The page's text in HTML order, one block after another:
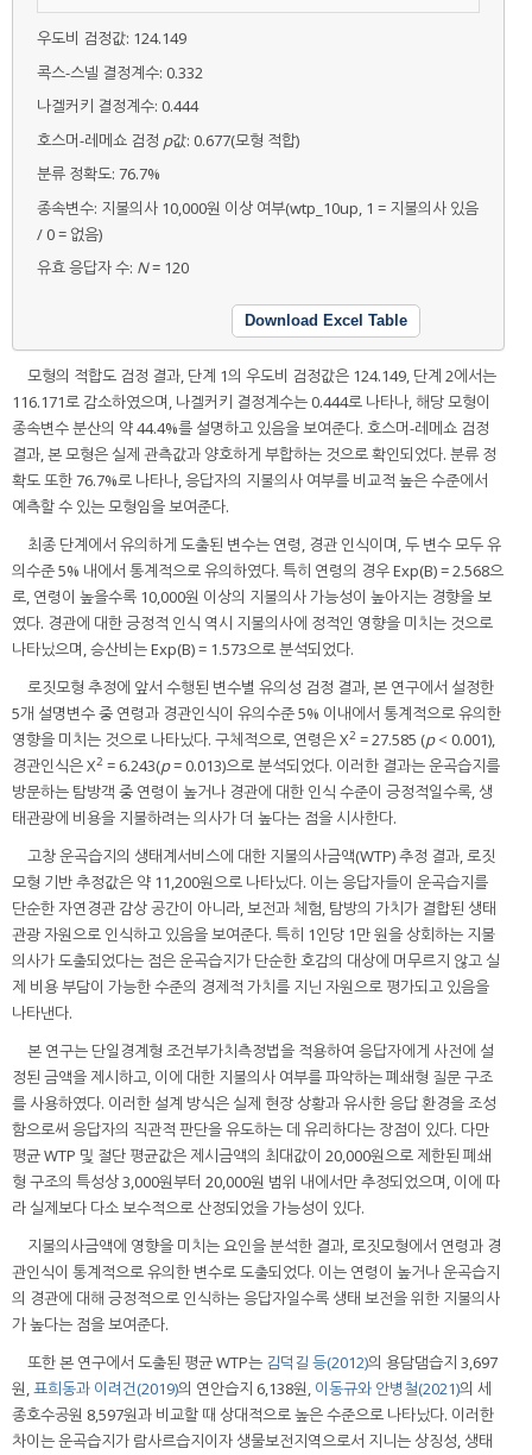
우도비 검정값: 124.149
콕스-스넬 결정계수: 0.332
나겔커키 결정계수: 0.444
호스머-레메쇼 검정 p값: 0.677(모형 적합)
분류 정확도: 76.7%
종속변수: 지불의사 10,000원 이상 여부(wtp_10up, 1 = 지불의사 있음
/ 0 = 없음)
유효 응답자 수: N= 120
Download Excel Table
모형의 적합도 검정 결과, 단계 1의 우도비 검정값은 124.149, 단계 2에서는
116.171로 감소하였으며, 나겔커키 결정계수는 0.444로 나타나, 해당 모형이
종속변수 분산의 약 44.4%를 설명하고 있음을 보여준다. 호스머-레메쇼 검정
결과, 본 모형은 실제 관측값과 양호하게 부합하는 것으로 확인되었다. 분류 정
확도 또한 76.7%로 나타나, 응답자의 지불의사 여부를 비교적 높은 수준에서
예측할 수 있는 모형임을 보여준다.
최종 단계에서 유의하게 도출된 변수는 연령, 경관 인식이며, 두 변수 모두 유
의수준 5% 내에서 통계적으로 유의하였다. 특히 연령의 경우 Exp(B) = 2.568으
로, 연령이 높을수록 10,000원 이상의 지불의사 가능성이 높아지는 경향을 보
였다. 경관에 대한 긍정적 인식 역시 지불의사에 정적인 영향을 미치는 것으로
나타났으며, 승산비는 Exp(B) = 1.573으로 분석되었다.
로짓모형 추정에 앞서 수행된 변수별 유의성 검정 결과, 본 연구에서 설정한
5개 설명변수 중 연령과 경관인식이 유의수준 5% 이내에서 통계적으로 유의한
영향을 미치는 것으로 나타났다. 구체적으로, 연령은 X2 = 27.585 (p< 0.001),
경관인식은 X2 = 6.243(p= 0.013)으로 분석되었다. 이러한 결과는 운곡습지를
방문하는 탐방객 중 연령이 높거나 경관에 대한 인식 수준이 긍정적일수록, 생
태관광에 비용을 지불하려는 의사가 더 높다는 점을 시사한다.
고창 운곡습지의 생태계서비스에 대한 지불의사금액(WTP) 추정 결과, 로짓
모형 기반 추정값은 약 11,200원으로 나타났다. 이는 응답자들이 운곡습지를
단순한 자연경관 감상 공간이 아니라, 보전과 체험, 탐방의 가치가 결합된 생태
관광 자원으로 인식하고 있음을 보여준다. 특히 1인당 1만 원을 상회하는 지불
의사가 도출되었다는 점은 운곡습지가 단순한 호감의 대상에 머무르지 않고 실
제 비용 부담이 가능한 수준의 경제적 가치를 지닌 자원으로 평가되고 있음을
나타낸다.
본 연구는 단일경계형 조건부가치측정법을 적용하여 응답자에게 사전에 설
정된 금액을 제시하고, 이에 대한 지불의사 여부를 파악하는 폐쇄형 질문 구조
를 사용하였다. 이러한 설계 방식은 실제 현장 상황과 유사한 응답 환경을 조성
함으로써 응답자의 직관적 판단을 유도하는 데 유리하다는 장점이 있다. 다만
평균 WTP 및 절단 평균값은 제시금액의 최대값이 20,000원으로 제한된 폐쇄
형 구조의 특성상 3,000원부터 20,000원 범위 내에서만 추정되었으며, 이에 따
라 실제보다 다소 보수적으로 산정되었을 가능성이 있다.
지불의사금액에 영향을 미치는 요인을 분석한 결과, 로짓모형에서 연령과 경
관인식이 통계적으로 유의한 변수로 도출되었다. 이는 연령이 높거나 운곡습지
의 경관에 대해 긍정적으로 인식하는 응답자일수록 생태 보전을 위한 지불의사
가 높다는 점을 보여준다.
또한 본 연구에서 도출된 평균 WTP는 김덕길 등(2012)의 용담댐습지 3,697
원,표희동과 이려건(2019)의 연안습지 6,138원, 이동규와 안병철(2021)의 세
종호수공원 8,597원과 비교할 때 상대적으로 높은 수준으로 나타났다. 이러한
차이는 운곡습지가 람사르습지이자 생물보전지역으로서 지니는 상징성, 생태